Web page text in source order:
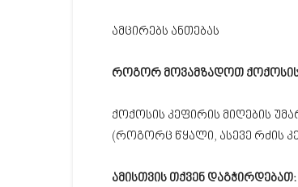
ამცირებს ანთებას
როგორ მოვამზადოთ ქოქოსის
ქოქოსის კეფირის მიღების
(როგორც წყალი, ასევე რძის
ამისთვის თქვენ დაგჭირდებათ: